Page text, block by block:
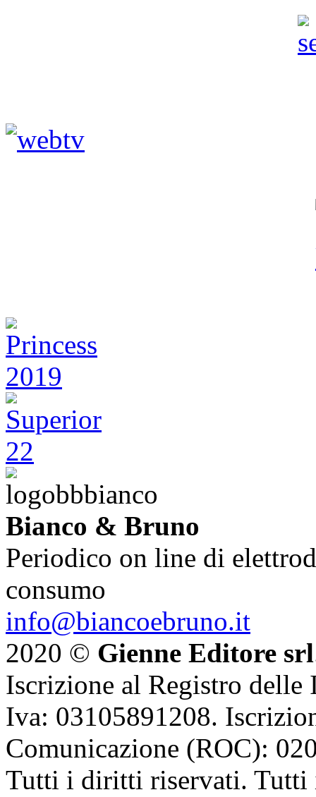
Bianco & Bruno
Periodico on line di
consumo
info@biancoebruno.it
2020 © Gienne Editore srl
Iscrizione al Registro delle
Iva: 03105891208.
Comunicazione (ROC):
Tutti i diritti riservati. Tutti